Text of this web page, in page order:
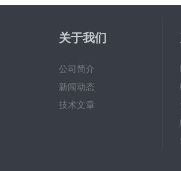
关于我们
公司简介
新闻动态
技术文章